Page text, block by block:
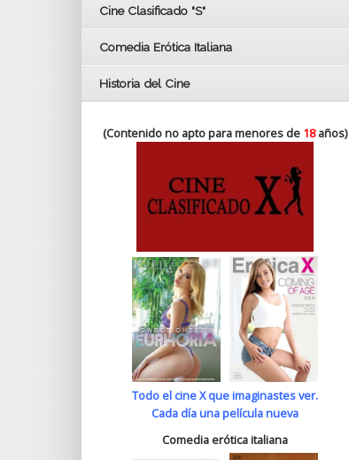
Cine Clasificado "S"
Comedia Erótica Italiana
Historia del Cine
(Contenido no apto para menores de 18años)
Todo el cine X que imaginastes ver.
Cada día una película nueva
Comedia erótica italiana